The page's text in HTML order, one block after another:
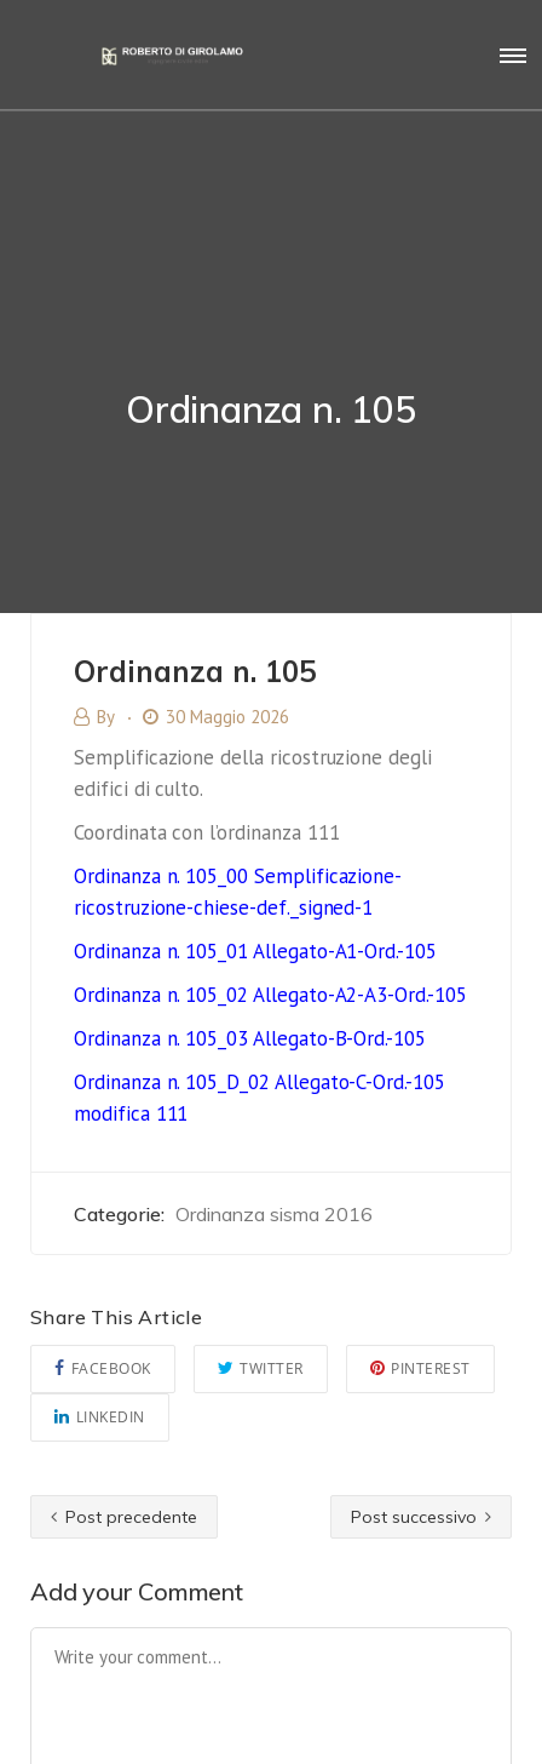
Ordinanza n. 105
Ordinanza n. 105
By 30 Maggio 2026
Semplificazione della ricostruzione degli
edifici di culto.
Coordinata con l’ordinanza 111
Ordinanza n. 105_00 Semplificazione-
ricostruzione-chiese-def._signed-1
Ordinanza n. 105_01 Allegato-A1-Ord.-105
Ordinanza n. 105_02 Allegato-A2-A3-Ord.-105
Ordinanza n. 105_03 Allegato-B-Ord.-105
Ordinanza n. 105_D_02 Allegato-C-Ord.-105
modifica 111
Categorie: Ordinanza sisma 2016
Share This Article
FACEBOOK TWITTER PINTEREST
LINKEDIN
Post precedente Post successivo
Add your Comment